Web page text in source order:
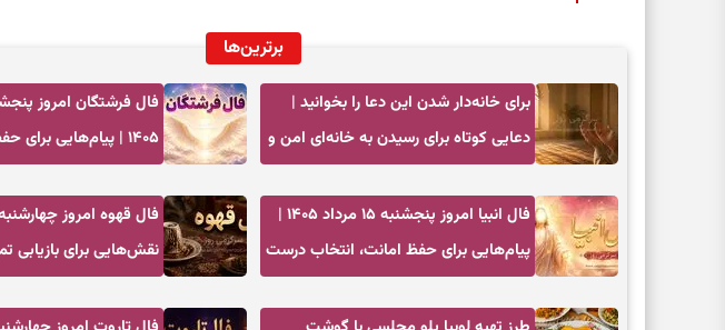
برترین‌ها
برای خانه‌دار شدن این دعا را بخوانید |
دعایی کوتاه برای رسیدن به خانه‌ای امن و
۱۴۰۵ | پیام‌هایی برای
فال انبیا امروز پنجشنبه ۱۵ مرداد ۱۴۰۵ |
پیام‌هایی برای حفظ امانت، انتخاب درست
نقش‌هایی برای بازیابی